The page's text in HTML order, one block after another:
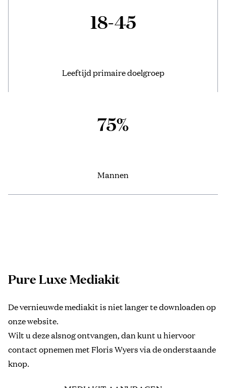
18-45
Leeftijd primaire doelgroep
75%
Mannen
Pure Luxe Mediakit
De vernieuwde mediakit is niet langer te downloaden op
onze website.
Wilt u deze alsnog ontvangen, dan kunt u hiervoor
contact opnemen met Floris Wyers via de onderstaande
knop.